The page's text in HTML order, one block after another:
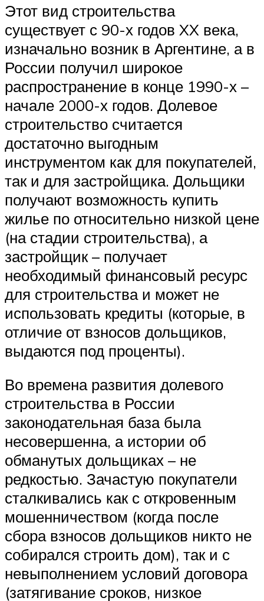
Этот вид строительства
существует с 90-х годов XX века,
изначально возник в Аргентине, а в
России получил широкое
распространение в конце 1990-х –
начале 2000-х годов. Долевое
строительство считается
достаточно выгодным
инструментом как для покупателей,
так и для застройщика. Дольщики
получают возможность купить
жилье по относительно низкой цене
(на стадии строительства), а
застройщик – получает
необходимый финансовый ресурс
для строительства и может не
использовать кредиты (которые, в
отличие от взносов дольщиков,
выдаются под проценты).
Во времена развития долевого
строительства в России
законодательная база была
несовершенна, а истории об
обманутых дольщиках – не
редкостью. Зачастую покупатели
сталкивались как с откровенным
мошенничеством (когда после
сбора взносов дольщиков никто не
собирался строить дом), так и с
невыполнением условий договора
(затягивание сроков, низкое